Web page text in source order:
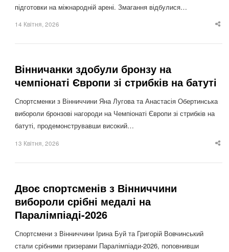
підготовки на міжнародній арені. Змагання відбулися…
14 Квітня, 2026
Вінничанки здобули бронзу на
чемпіонаті Європи зі стрибків на батуті
Спортсменки з Вінниччини Яна Лугова та Анастасія Обертинська
вибороли бронзові нагороди на Чемпіонаті Європи зі стрибків на
батуті, продемонструвавши високий…
13 Квітня, 2026
Двоє спортсменів з Вінниччини
вибороли срібні медалі на
Паралімпіаді-2026
Спортсмени з Вінниччини Ірина Буй та Григорій Вовчинський
стали срібними призерами Паралімпіади-2026, поповнивши